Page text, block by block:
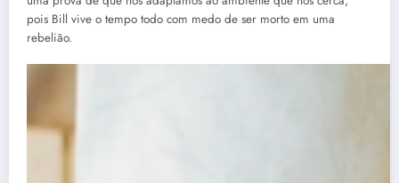
pois Bill vive o tempo todo com medo de ser morto em uma
rebelião.